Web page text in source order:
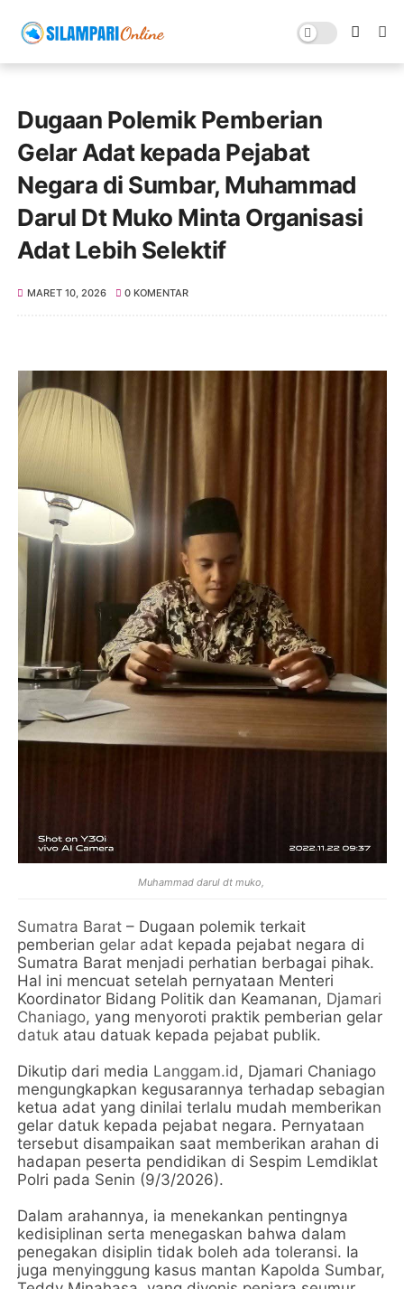
Dugaan Polemik Pemberian
Gelar Adat kepada Pejabat
Negara di Sumbar, Muhammad
Darul Dt Muko Minta Organisasi
Adat Lebih Selektif
MARET 10, 2026 0 KOMENTAR
Muhammad darul dt muko,
Sumatra Barat – Dugaan polemik terkait
pemberian gelar adat kepada pejabat negara di
Sumatra Barat menjadi perhatian berbagai pihak.
Hal ini mencuat setelah pernyataan Menteri
Koordinator Bidang Politik dan Keamanan, Djamari
Chaniago, yang menyoroti praktik pemberian gelar
datuk atau datuak kepada pejabat publik.
Dikutip dari media Langgam.id, Djamari Chaniago
mengungkapkan kegusarannya terhadap sebagian
ketua adat yang dinilai terlalu mudah memberikan
gelar datuk kepada pejabat negara. Pernyataan
tersebut disampaikan saat memberikan arahan di
hadapan peserta pendidikan di Sespim Lemdiklat
Polri pada Senin (9/3/2026).
Dalam arahannya, ia menekankan pentingnya
kedisiplinan serta menegaskan bahwa dalam
penegakan disiplin tidak boleh ada toleransi. Ia
juga menyinggung kasus mantan Kapolda Sumbar,